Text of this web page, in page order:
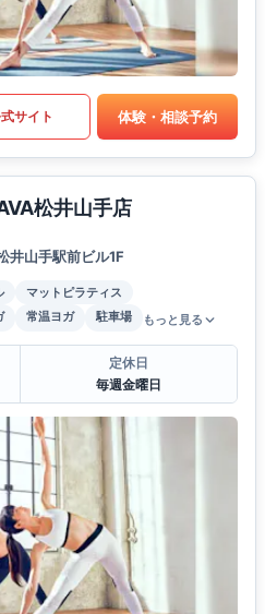
サイト 体験・相談予約
松井山手店
井山手駅前ビル1F
マットピラティス
常温ヨガ 駐車場 もっと見る
定休日
毎週金曜日